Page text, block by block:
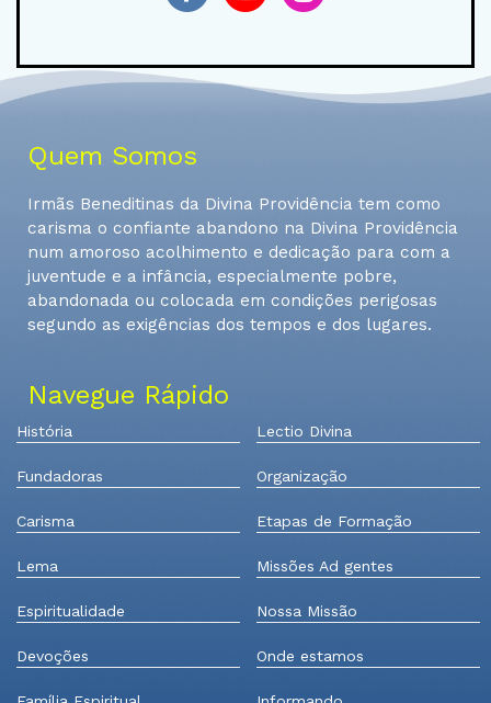
Quem Somos
Irmãs Beneditinas da Divina Providência tem como
carisma o confiante abandono na Divina Providência
num amoroso acolhimento e dedicação para com a
juventude e a infância, especialmente pobre,
abandonada ou colocada em condições perigosas
segundo as exigências dos tempos e dos lugares.
Navegue Rápido
História
Fundadoras
Carisma
Lema
Espiritualidade
Devoções
Lectio Divina
Organização
Etapas de Formação
Missões Ad gentes
Nossa Missão
Onde estamos